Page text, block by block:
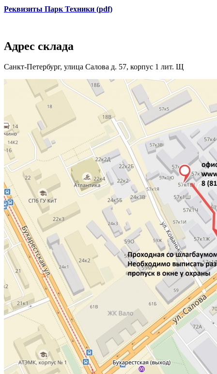
Реквизиты Парк Техники (pdf)
Адрес склада
Санкт-Петербург, улица Салова д. 57, корпус 1 лит. Щ